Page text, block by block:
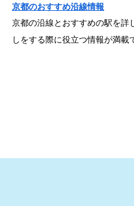
京都のおすすめ沿線情報
京都の沿線とおすすめの駅を詳
しをする際に役立つ情報が満載